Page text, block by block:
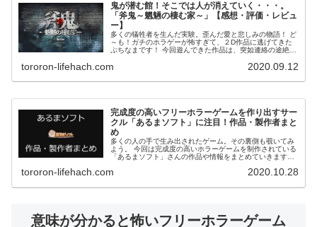
鬼が潜む館！そこでは人が消えていく・・・。
「斧鬼～魍魎の棲む家～」【感想・評価・レビュ
ー】
多くの犠牲者を生んだ実験。歪んだ愛と悲しみの物語！ ど
～も！ガチのホラゲーが怖すぎて、２D作品に逃げてきた
ぷちなまです！ 今回遊んできた作品は、突如連絡の途絶え
の物語「斧鬼～魍魎の棲む家～...
tororon-lifehach.com 2020.09.12
完成度の高いフリーホラーゲームを作り出すサー
クル「あるまソフト」に注目！作品・製作者まと
め
多くの人の手で生み出されたゲーム。その裏側も覗いてみ
よう。 今回は完成度の高いホラーゲームを制作されている
「あるまソフト」さんの作品や情報をまとめていきます。
らプレイした新参者な...
tororon-lifehach.com 2020.10.28
意味が分かると怖いフリーホラーゲーム